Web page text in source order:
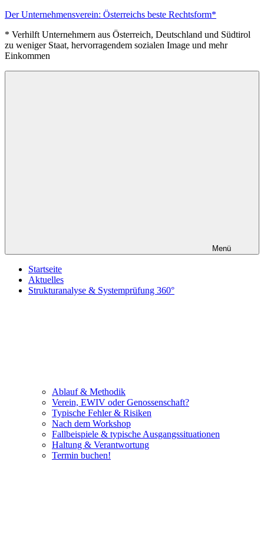
Zum
springen
Der Unternehmensverein: Österreichs beste Rechtsform*
* Verhilft Unternehmern aus Österreich, Deutschland und Südtirol
zu weniger Staat, hervorragendem sozialen Image und mehr
Einkommen
Menü
Startseite
Aktuelles
Strukturanalyse & Systemprüfung 360°
Ablauf & Methodik
Verein, EWIV oder Genossenschaft?
Typische Fehler & Risiken
Nach dem Workshop
Fallbeispiele & typische Ausgangssituationen
Haltung & Verantwortung
Termin buchen!